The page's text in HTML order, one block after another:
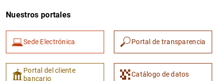
1 2
Nuestros portales
Sede Electrónica Portal de transparencia
Portal del cliente
bancario
Catálogo de datos